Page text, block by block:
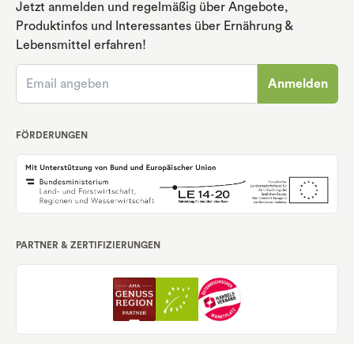
Jetzt anmelden und regelmäßig über Angebote,
Produktinfos und Interessantes über Ernährung &
Lebensmittel erfahren!
Anmelden
FÖRDERUNGEN
PARTNER & ZERTIFIZIERUNGEN